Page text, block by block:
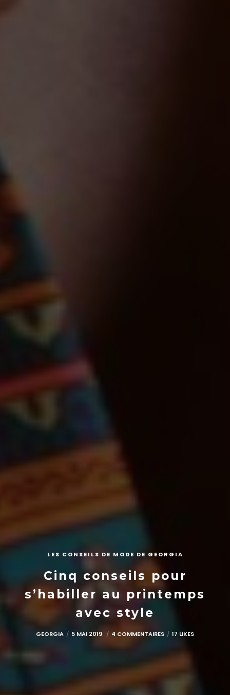
LES CONSEILS DE MODE DE GEORGIA
Cinq conseils pour
s’habiller au printemps
avec style
GEORGIA 5 MAI 2019 4 COMMENTAIRES 17 LIKES